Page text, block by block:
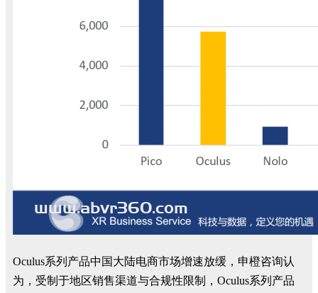
Oculus系列产品中国大陆电商市场增速放缓，申橙咨询认
为，受制于地区销售渠道与合规性限制
，Oculus系列产品